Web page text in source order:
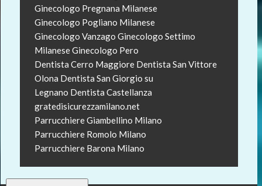
Ginecologo Pregnana Milanese
Ginecologo Pogliano Milanese
Ginecologo Vanzago Ginecologo Settimo
MilaneseGinecologo Pero
Dentista Cerro Maggiore Dentista San Vittore
Olona Dentista San Giorgio su
Legnano Dentista Castellanza
gratedisicurezzamilano.net
Parrucchiere Giambellino Milano
Parrucchiere Romolo Milano
Parrucchiere Barona Milano